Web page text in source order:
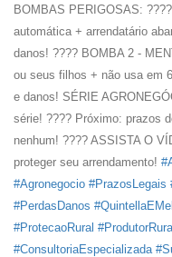
BOMBAS PERIGOSAS:
automática + arrendatário
danos! ???? BOMBA 2 -
ou seus filhos + não usa em
e danos! SÉRIE
série! ???? Próximo: prazos
nenhum! ???? ASSISTA O
proteger seu arrendamento!
#Agronegocio #PrazosLegais
#PerdasDanos
#ProtecaoRural
#ConsultoriaEspecializada